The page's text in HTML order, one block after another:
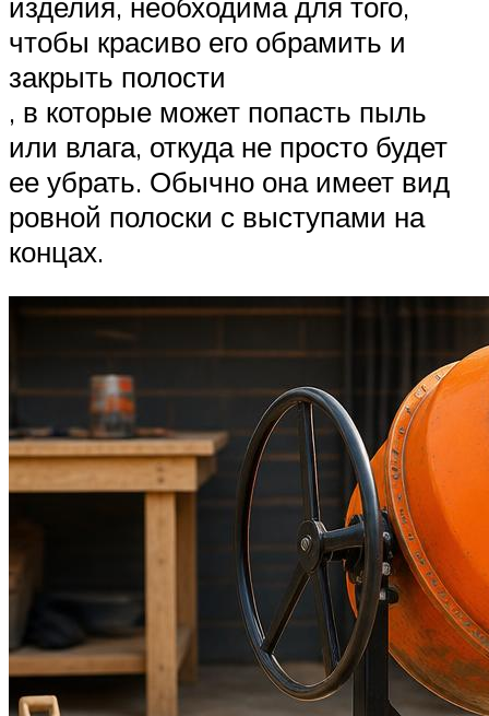
чтобы красиво его обрамить и
закрыть полости
, в которые может попасть пыль
или влага, откуда не просто будет
ее убрать. Обычно она имеет вид
ровной полоски с выступами на
концах.